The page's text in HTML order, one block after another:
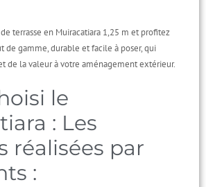
terrasse en Muiracatiara 1,25 m et profitez
de gamme, durable et facile à poser, qui
de la valeur à votre aménagement extérieur.
le
: Les
réalisées par
: